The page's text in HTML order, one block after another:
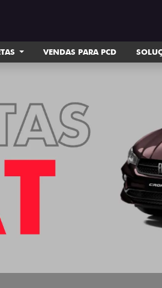
VENDAS PARA PCD